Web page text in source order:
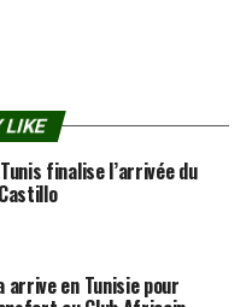
LIKE
finalise l’arrivée du
arrive en Tunisie pour